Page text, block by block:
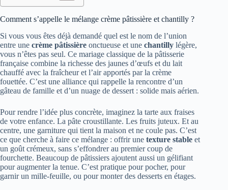
Comment s’appelle le mélange crème pâtissière et chantilly ?
Si vous vous êtes déjà demandé quel est le nom de l’union
entre une crème pâtissière onctueuse et une chantilly légère,
vous n’êtes pas seul. Ce mariage classique de la pâtisserie
française combine la richesse des jaunes d’œufs et du lait
chauffé avec la fraîcheur et l’air apportés par la crème
fouettée. C’est une alliance qui rappelle la rencontre d’un
gâteau de famille et d’un nuage de dessert : solide mais aérien.
Pour rendre l’idée plus concrète, imaginez la tarte aux fraises
de votre enfance. La pâte croustillante. Les fruits juteux. Et au
centre, une garniture qui tient la maison et ne coule pas. C’est
ce que cherche à faire ce mélange : offrir une texture stable et
un goût crémeux, sans s’effondrer au premier coup de
fourchette. Beaucoup de pâtissiers ajoutent aussi un gélifiant
pour augmenter la tenue. C’est pratique pour pocher, pour
garnir un mille‑feuille, ou pour monter des desserts en étages.